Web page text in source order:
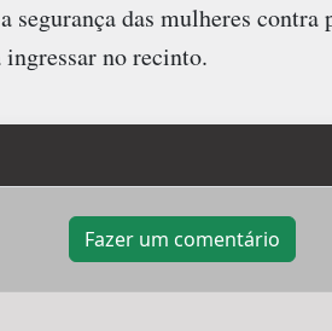
das mulheres contra
no recinto.
Fazer um comentário